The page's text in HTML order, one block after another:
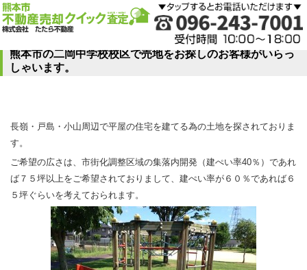
熊本市の二岡中学校校区で売地をお探しのお客様がいらっ
しゃいます。
長嶺・戸島・小山周辺で平屋の住宅を建てる為の土地を探されておりま
す。
ご希望の広さは、市街化調整区域の集落内開発（建ぺい率40％）であれ
ば７５坪以上をご希望されておりまして、建ぺい率が６０％であれば６
５坪ぐらいを考えておられます。